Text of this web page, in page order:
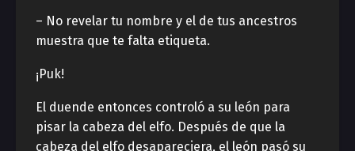
– No revelar tu nombre y el de tus ancestros
muestra que te falta etiqueta.
¡Puk!
El duende entonces controló a su león para
pisar la cabeza del elfo. Después de que la
cabeza del elfo desapareciera, el león pasó su